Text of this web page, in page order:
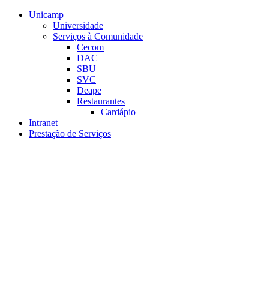
Conteúdo principal
Unicamp
Universidade
Serviços à Comunidade
Cecom
DAC
SBU
SVC
Deape
Restaurantes
Cardápio
Intranet
Prestação de Serviços